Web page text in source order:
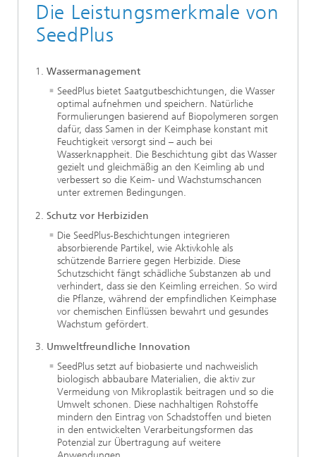
Die Leistungsmerkmale von
SeedPlus
Wassermanagement
SeedPlus bietet Saatgutbeschichtungen, die Wasser
optimal aufnehmen und speichern. Natürliche
Formulierungen basierend auf Biopolymeren sorgen
dafür, dass Samen in der Keimphase konstant mit
Feuchtigkeit versorgt sind – auch bei
Wasserknappheit. Die Beschichtung gibt das Wasser
gezielt und gleichmäßig an den Keimling ab und
verbessert so die Keim- und Wachstumschancen
unter extremen Bedingungen.
Schutz vor Herbiziden
Die SeedPlus-Beschichtungen integrieren
absorbierende Partikel, wie Aktivkohle als
schützende Barriere gegen Herbizide. Diese
Schutzschicht fängt schädliche Substanzen ab und
verhindert, dass sie den Keimling erreichen. So wird
die Pflanze, während der empfindlichen Keimphase
vor chemischen Einflüssen bewahrt und gesundes
Wachstum gefördert.
Umweltfreundliche Innovation
SeedPlus setzt auf biobasierte und nachweislich
biologisch abbaubare Materialien, die aktiv zur
Vermeidung von Mikroplastik beitragen und so die
Umwelt schonen. Diese nachhaltigen Rohstoffe
mindern den Eintrag von Schadstoffen und bieten
in den entwickelten Verarbeitungsformen das
Potenzial zur Übertragung auf weitere